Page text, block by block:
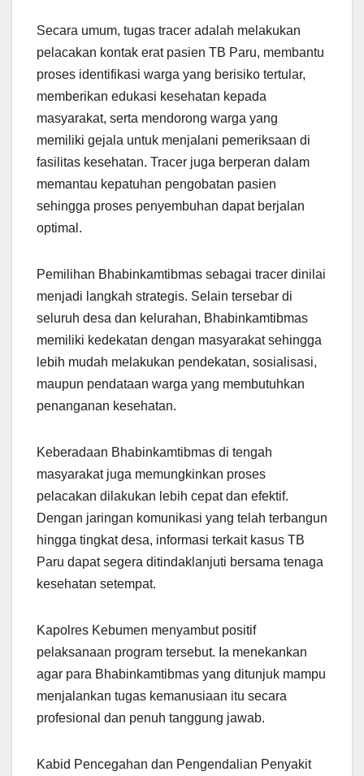
Secara umum, tugas tracer adalah melakukan
pelacakan kontak erat pasien TB Paru, membantu
proses identifikasi warga yang berisiko tertular,
memberikan edukasi kesehatan kepada
masyarakat, serta mendorong warga yang
memiliki gejala untuk menjalani pemeriksaan di
fasilitas kesehatan. Tracer juga berperan dalam
memantau kepatuhan pengobatan pasien
sehingga proses penyembuhan dapat berjalan
optimal.
Pemilihan Bhabinkamtibmas sebagai tracer dinilai
menjadi langkah strategis. Selain tersebar di
seluruh desa dan kelurahan, Bhabinkamtibmas
memiliki kedekatan dengan masyarakat sehingga
lebih mudah melakukan pendekatan, sosialisasi,
maupun pendataan warga yang membutuhkan
penanganan kesehatan.
Keberadaan Bhabinkamtibmas di tengah
masyarakat juga memungkinkan proses
pelacakan dilakukan lebih cepat dan efektif.
Dengan jaringan komunikasi yang telah terbangun
hingga tingkat desa, informasi terkait kasus TB
Paru dapat segera ditindaklanjuti bersama tenaga
kesehatan setempat.
Kapolres Kebumen menyambut positif
pelaksanaan program tersebut. Ia menekankan
agar para Bhabinkamtibmas yang ditunjuk mampu
menjalankan tugas kemanusiaan itu secara
profesional dan penuh tanggung jawab.
Kabid Pencegahan dan Pengendalian Penyakit